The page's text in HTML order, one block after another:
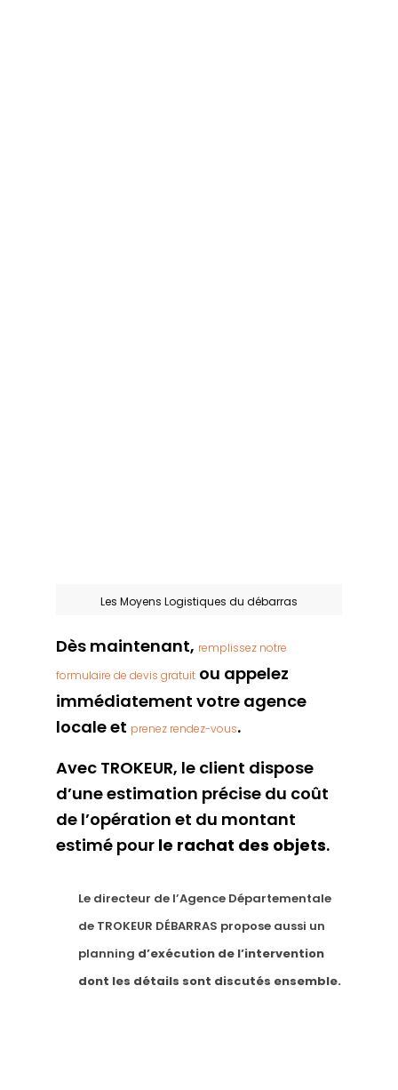
Les Moyens Logistiques du débarras
Dès maintenant, remplissez notre
formulaire de devis gratuit ou appelez
immédiatement votre agence
locale et prenez rendez-vous.
Avec TROKEUR, le client dispose
d’une estimation précise du coût
de l’opération et du montant
estimé pour le rachat des objets.
Le directeur de l’Agence Départementale
de TROKEUR DÉBARRAS propose aussi un
planning d’exécution de l’intervention
dont les détails sont discutés ensemble.